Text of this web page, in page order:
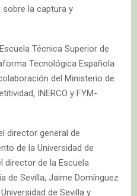
la captura y
Técnica Superior de
Tecnológica Española
del Ministerio de
INERCO y FYM-
director general de
de la Universidad de
director de la Escuela
de Sevilla, Jaime Domínguez
de Sevilla y